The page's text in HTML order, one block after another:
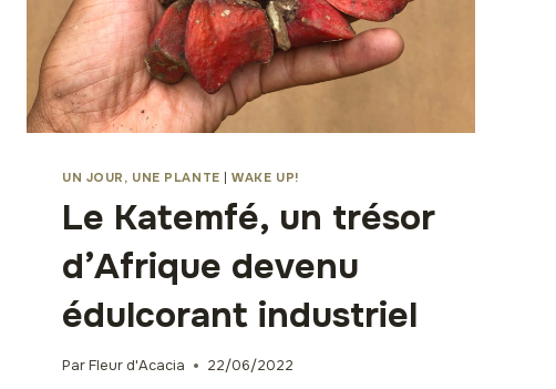
UN JOUR, UNE PLANTE |WAKE UP!
Le Katemfé, un trésor
d’Afrique devenu
édulcorant industriel
ParFleur d'Acacia 22/06/2022